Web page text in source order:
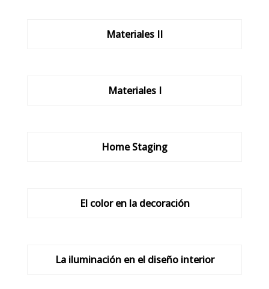
Materiales II
Materiales I
Home Staging
El color en la decoración
La iluminación en el diseño interior